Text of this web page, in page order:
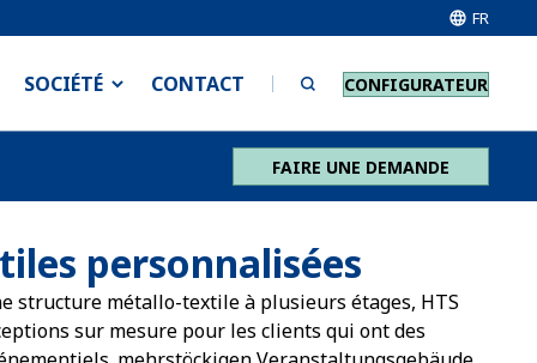
FR
SOCIÉTÉ CONTACT CONFIGURATEUR
FAIRE UNE DEMANDE
personnalisées
structure métallo-textile à plusieurs étages, HTS
sur mesure pour les clients qui ont des